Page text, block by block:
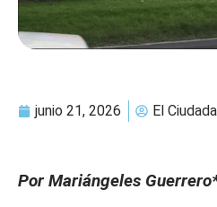
junio 21, 2026 El
Por Mariángeles